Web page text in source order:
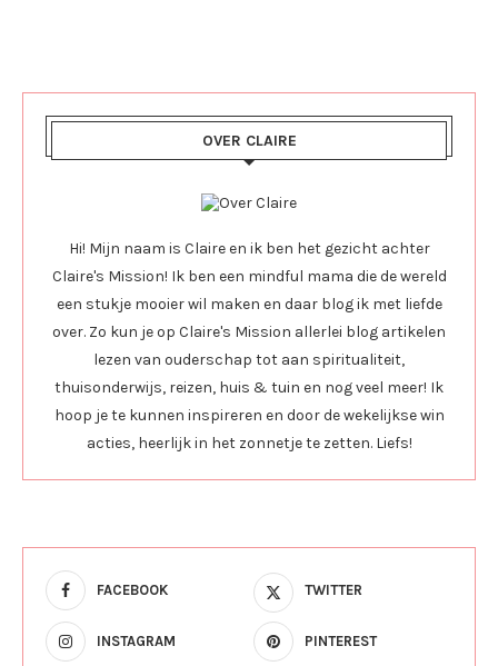
OVER CLAIRE
Hi! Mijn naam is Claire en ik ben het gezicht achter
Claire's Mission! Ik ben een mindful mama die de wereld
een stukje mooier wil maken en daar blog ik met liefde
over. Zo kun je op Claire's Mission allerlei blog artikelen
lezen van ouderschap tot aan spiritualiteit,
thuisonderwijs, reizen, huis & tuin en nog veel meer! Ik
hoop je te kunnen inspireren en door de wekelijkse win
acties, heerlijk in het zonnetje te zetten. Liefs!
FACEBOOK TWITTER
INSTAGRAM PINTEREST